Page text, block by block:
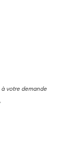
votre demande
.